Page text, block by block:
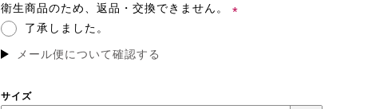
須)
衛生商品のため、返品・交換できません。
了承しました。
メール便について確認する
サイズ